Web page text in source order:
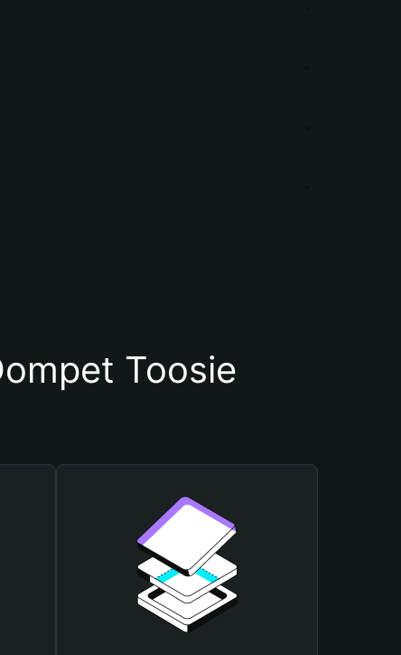
Toosie